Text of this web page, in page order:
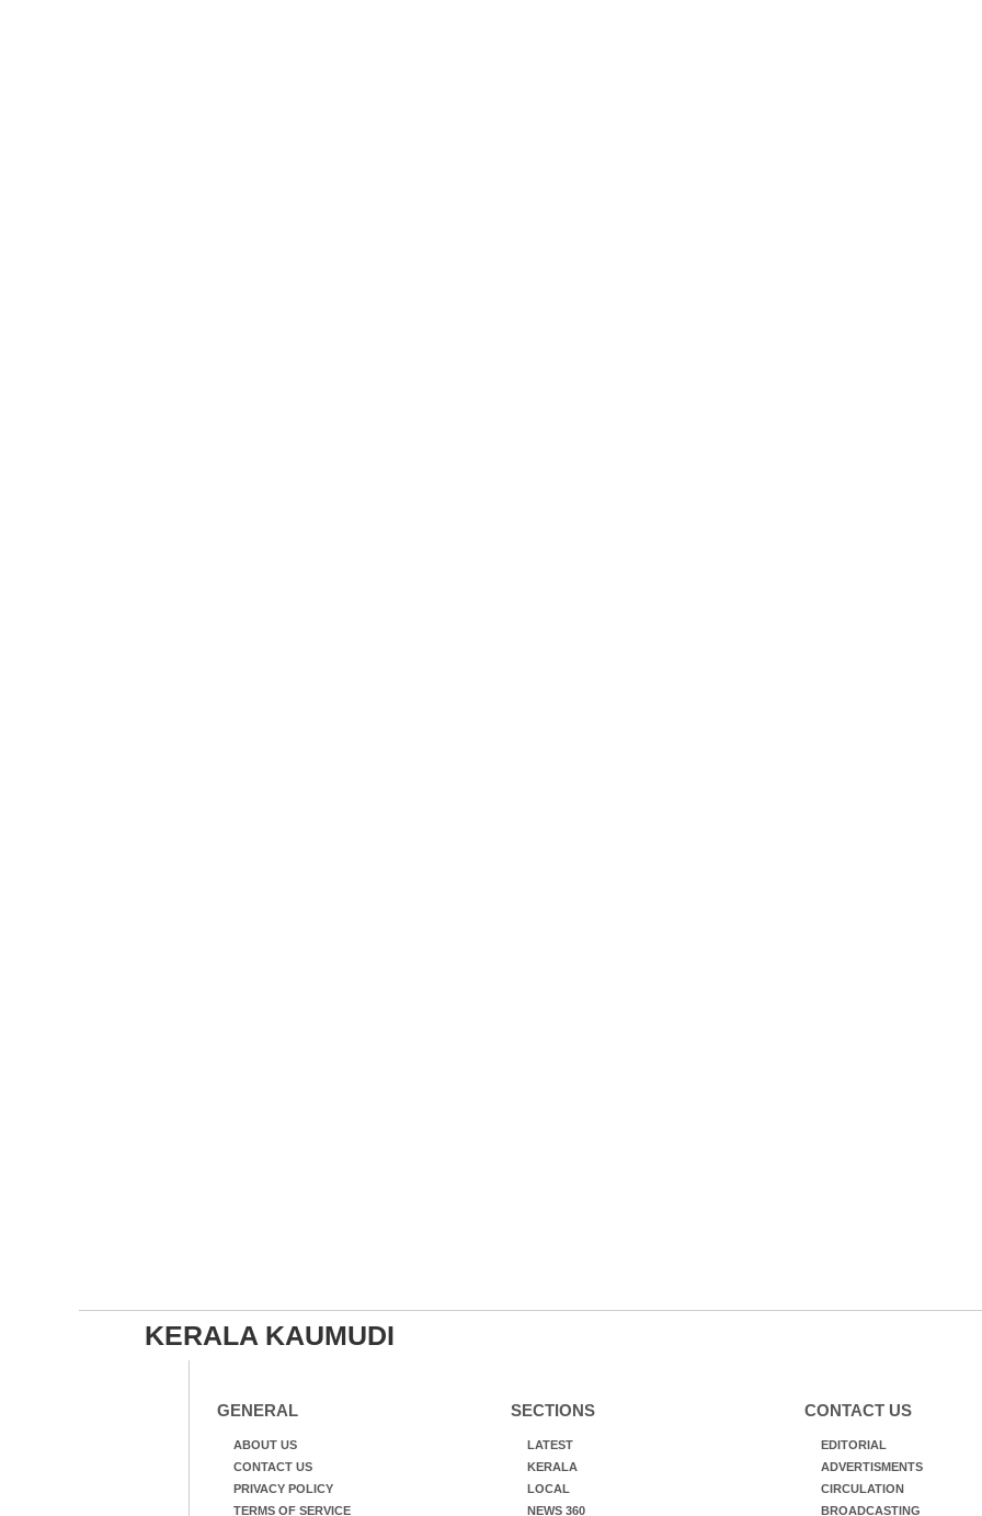
KERALA KAUMUDI
GENERAL
ABOUT US
CONTACT US
PRIVACY POLICY
TERMS OF SERVICE
SECTIONS
LATEST
KERALA
LOCAL
NEWS 360
CONTACT US
EDITORIAL
ADVERTISMENTS
CIRCULATION
BROADCASTING